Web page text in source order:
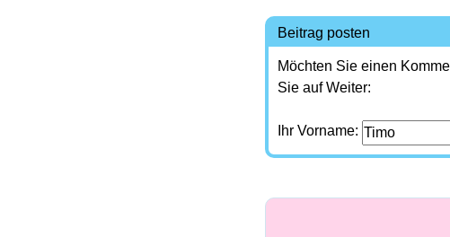
Beitrag posten
Möchten Sie einen
Sie auf Weiter:
Ihr Vorname: